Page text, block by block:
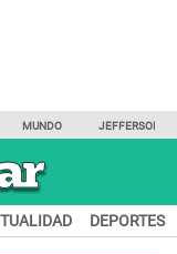
MUNDO JEFFERSON
DEPORTES